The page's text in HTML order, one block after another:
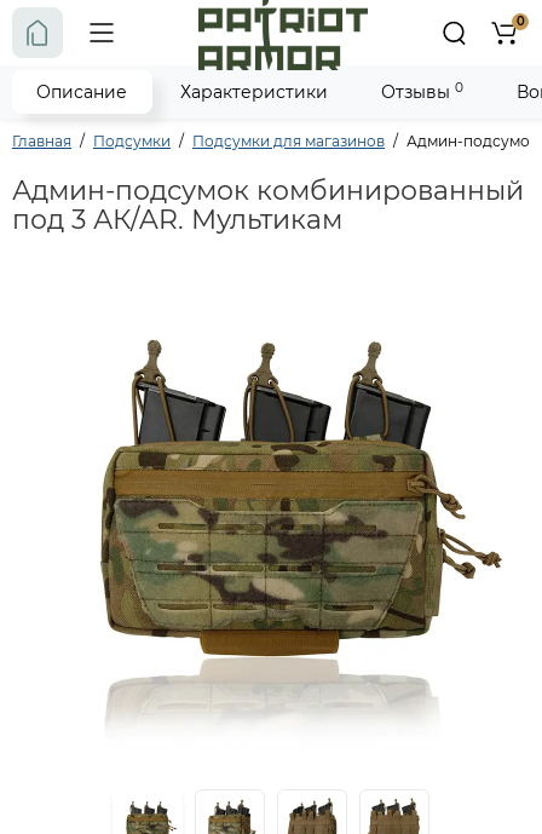
0
Главная Подсумки Подсумки для магазинов Админ-подсумок
Админ-подсумок комбинированный
под 3 АК/AR. Мультикам
Описание Характеристики Отзывы 0